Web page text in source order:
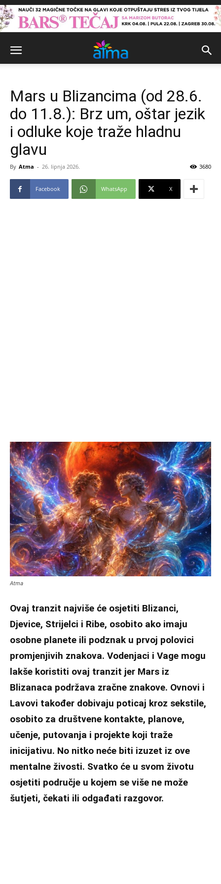
Mars u Blizancima (od 28.6.
do 11.8.): Brz um, oštar jezik
i odluke koje traže hladnu
glavu
By Atma - 26. lipnja 2026. 3680
Facebook WhatsApp X
Atma
Ovaj tranzit najviše će osjetiti Blizanci,
Djevice, Strijelci i Ribe, osobito ako imaju
osobne planete ili podznak u prvoj polovici
promjenjivih znakova. Vodenjaci i Vage mogu
lakše koristiti ovaj tranzit jer Mars iz
Blizanaca podržava zračne znakove. Ovnovi i
Lavovi također dobivaju poticaj kroz sekstile,
osobito za društvene kontakte, planove,
učenje, putovanja i projekte koji traže
inicijativu. No nitko neće biti izuzet iz ove
mentalne živosti. Svatko će u svom životu
osjetiti područje u kojem se više ne može
šutjeti, čekati ili odgađati razgovor.